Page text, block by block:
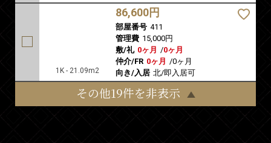
1K - 21.09m2
86,600円
部屋番号 411
管理費 15,000円
敷/礼 0ヶ月 /0ヶ月
仲介/FR 0ヶ月 /0ヶ月
向き/入居 北/即入居可
その他19件を非表示